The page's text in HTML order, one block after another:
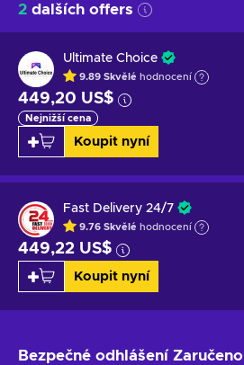
2 dalších offers
Ultimate Choice
9.89 Skvělé hodnocení
449,20 US$
Nejnižší cena
Koupit nyní
Fast Delivery 24/7
9.76 Skvělé hodnocení
449,22 US$
Koupit nyní
Bezpečné odhlášení Zaručeno